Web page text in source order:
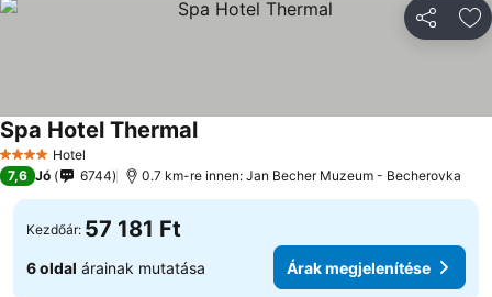
4 KategóriaHotel
Spa Hotel Thermal
7,6 Jó 6744 0.7 km-re innen: Jan Becher Muzeum - Becherovka
Kezdőár: 57 181 Ft
6 oldal árainak mutatása Árak megjelenítése